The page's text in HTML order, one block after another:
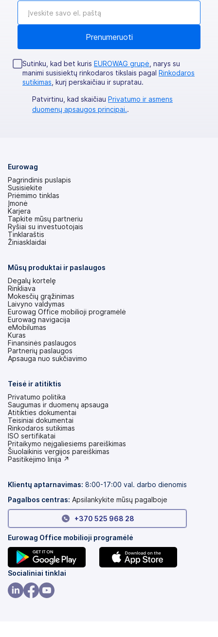
Sutinku, kad bet kuris EUROWAG grupė , narys su
manimi susisiektų rinkodaros tikslais pagal Rinkodaros
sutikimas , kurį perskaičiau ir supratau.
Patvirtinu, kad skaičiau Privatumo ir asmens
duomenų apsaugos principai..
Eurowag
Pagrindinis puslapis
Susisiekite
Priėmimo tinklas
Įmonė
Karjera
Tapkite mūsų partneriu
Ryšiai su investuotojais
(atsidaro
naujame
Tinklaraštis
Žiniasklaidai
Mūsų produktai ir paslaugos
Degalų kortelę
Rinkliava
Mokesčių grąžinimas
Laivyno valdymas
Eurowag Office mobilioji programėlė
Eurowag navigacija
eMobilumas
Kuras
Finansinės paslaugos
Partnerių paslaugos
Apsauga nuo sukčiavimo
Teisė ir atitiktis
Privatumo politika
Saugumas ir duomenų apsauga
Atitikties dokumentai
Teisiniai dokumentai
Rinkodaros sutikimas
ISO sertifikatai
Pritaikymo neįgaliesiems pareiškimas
(atsidaro
naujame
Šiuolaikinis vergijos pareiškimas
(atsidaro
Pasitikėjimo linija ↗
Klientų aptarnavimas: 8:00-17:00 val. darbo dienomis
Pagalbos centras: Apsilankykite mūsų pagalboje
+370 525 968 28
Eurowag Office mobilioji programėlė
(atsidaro
naujame
skirtuke)
Socialiniai tinklai